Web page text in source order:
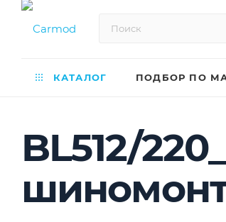
КАТАЛОГ ПОДБОР ПО
BL512/